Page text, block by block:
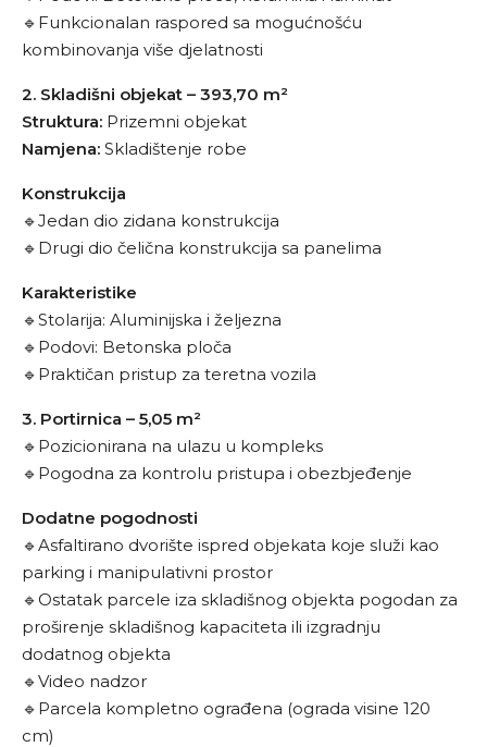
🔹Funkcionalan raspored sa mogućnošću
kombinovanja više djelatnosti
2. Skladišni objekat – 393,70 m²
Struktura: Prizemni objekat
Namjena: Skladištenje robe
Konstrukcija
🔹Jedan dio zidana konstrukcija
🔹Drugi dio čelična konstrukcija sa panelima
Karakteristike
🔹Stolarija: Aluminijska i željezna
🔹Podovi: Betonska ploča
🔹Praktičan pristup za teretna vozila
3. Portirnica – 5,05 m²
🔹Pozicionirana na ulazu u kompleks
🔹Pogodna za kontrolu pristupa i obezbjeđenje
Dodatne pogodnosti
🔹Asfaltirano dvorište ispred objekata koje služi kao
parking i manipulativni prostor
🔹Ostatak parcele iza skladišnog objekta pogodan za
proširenje skladišnog kapaciteta ili izgradnju
dodatnog objekta
🔹Video nadzor
🔹Parcela kompletno ograđena (ograda visine 120
cm)